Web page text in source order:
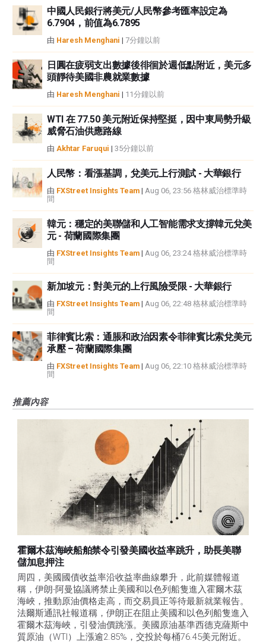
FXStreet和作者不提供個性化的建議。作者對該資訊的準確性、完整性或適用
性不作任何陳述。FXStreet和作者將不承擔任何錯誤，遺漏或任何損失，傷害
或損害由此資訊及其顯示或使用引起的。錯誤和遺漏除外。本文作者和
FXStreet並非註冊投資顧問，本文內容無意提供任何投資建議。
中國人民銀行將美元/人民幣參考匯率設定為
6.7904，前值為6.7895
由 Haresh Menghani | 7分鐘以前
日圓在疲弱支出數據後徘徊於週低點附近，美元多
頭靜待美國非農就業數據
由 Haresh Menghani | 11分鐘以前
WTI 在 77.50 美元附近保持堅挺，因中東局勢升級
威脅石油供應路線
由 Akhtar Faruqui | 35分鐘以前
人民幣：看漲基調，兌美元上行測試 - 大華銀行
由 FXStreet Insights Team | Aug 06, 23:56 格林威治標準時
間
韓元：穩定的美聯儲和人工智能需求支撐韓元兌美
元 - 荷蘭國際集團
由 FXStreet Insights Team | Aug 06, 23:24 格林威治標準時
間
新加坡元：對美元的上行風險受限 - 大華銀行
由 FXStreet Insights Team | Aug 06, 22:48 格林威治標準時
間
菲律賓比索：通脹和政治因素令菲律賓比索兌美元
承壓 – 荷蘭國際集團
由 FXStreet Insights Team | Aug 06, 22:10 格林威治標準時
間
推薦內容
霍爾木茲海峽船舶禁令引發美國收益率跳升，助長美聯
儲加息押注
周四，美國國債收益率沿收益率曲線攀升，此前媒體報道
稱，伊朗-阿曼協議將禁止美國和以色列船隻進入霍爾木茲
海峽，推動原油價格走高，而交易員正等待最新就業報告。
法爾斯通訊社報道稱，伊朗正在阻止美國和以色列船隻進入
霍爾木茲海峽，引發油價跳漲。美國原油基準西德克薩斯中
質原油（WTI）上漲逾2.85%，交投於每桶76.45美元附近。